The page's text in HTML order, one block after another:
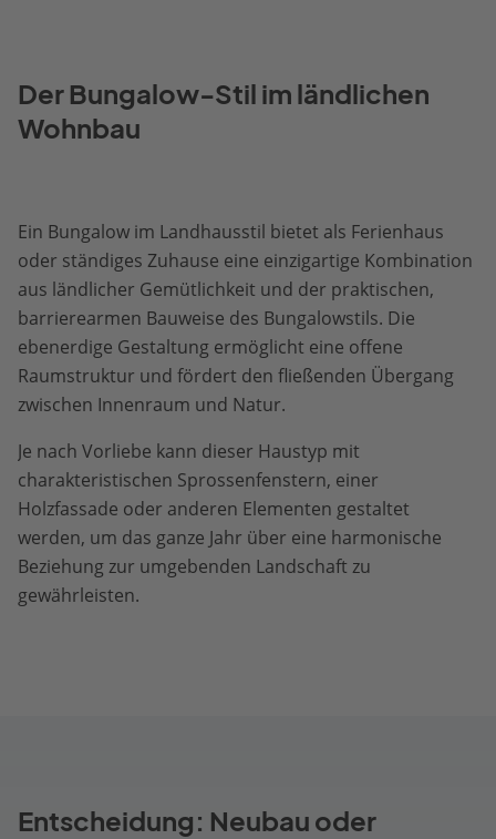
Der Bungalow-Stil im ländlichen
Wohnbau
Ein Bungalow im Landhausstil bietet als Ferienhaus
oder ständiges Zuhause eine einzigartige Kombination
aus ländlicher Gemütlichkeit und der praktischen,
barrierearmen Bauweise des Bungalowstils. Die
ebenerdige Gestaltung ermöglicht eine offene
Raumstruktur und fördert den fließenden Übergang
zwischen Innenraum und Natur.
Je nach Vorliebe kann dieser Haustyp mit
charakteristischen Sprossenfenstern, einer
Holzfassade oder anderen Elementen gestaltet
werden, um das ganze Jahr über eine harmonische
Beziehung zur umgebenden Landschaft zu
gewährleisten.
Entscheidung: Neubau oder